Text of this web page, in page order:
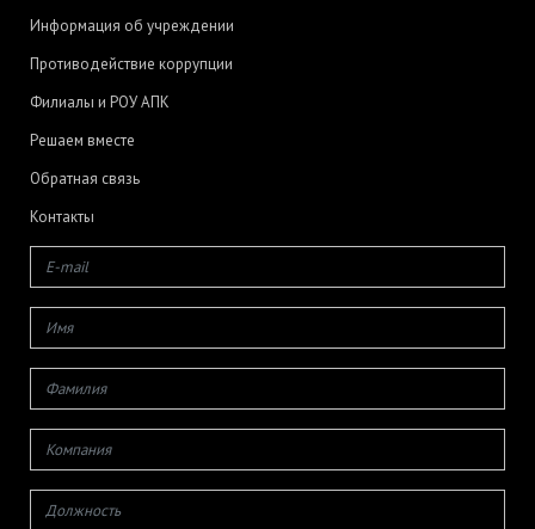
Информация об учреждении
Противодействие коррупции
Филиалы и РОУ АПК
Решаем вместе
Обратная связь
Контакты